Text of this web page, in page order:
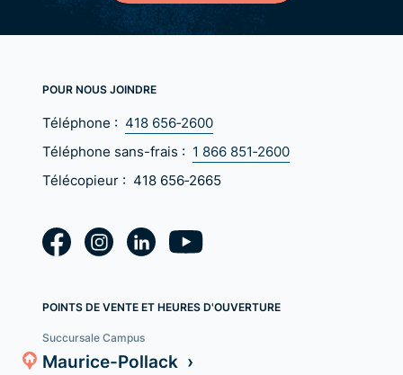
POUR NOUS JOINDRE
Téléphone : 418 656‑2600
Téléphone sans-frais : 1 866 851‑2600
Télécopieur : 418 656‑2665
POINTS DE VENTE ET HEURES D'OUVERTURE
Succursale Campus
Maurice-Pollack ›